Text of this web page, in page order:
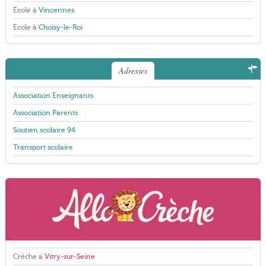
École à Vincennes
École à Choisy-le-Roi
Adresses
Association Enseignants
Association Parents
Soutien scolaire 94
Transport scolaire
Crèche à Vitry-sur-Seine